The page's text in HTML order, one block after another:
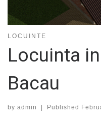
LOCUINTE
Locuinta
Bacau
by admin Published